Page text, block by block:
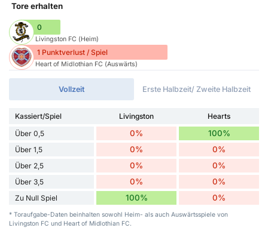
Tore erhalten
0
Livingston FC (Heim)
1 Punktverlust / Spiel
Heart of Midlothian FC (Auswärts)
Vollzeit Erste Halbzeit/ Zweite Halbzeit
Kassiert/Spiel Livingston
Hearts
Über 0,5
0% 100%
Über 1,5 0% 0%
Über 2,5 0% 0%
Über 3,5 0% 0%
Zu Null Spiel 100% 0%
* Toraufgabe-Daten beinhalten sowohl Heim- als auch Auswärtsspiele von
Livingston FC und Heart of Midlothian FC.